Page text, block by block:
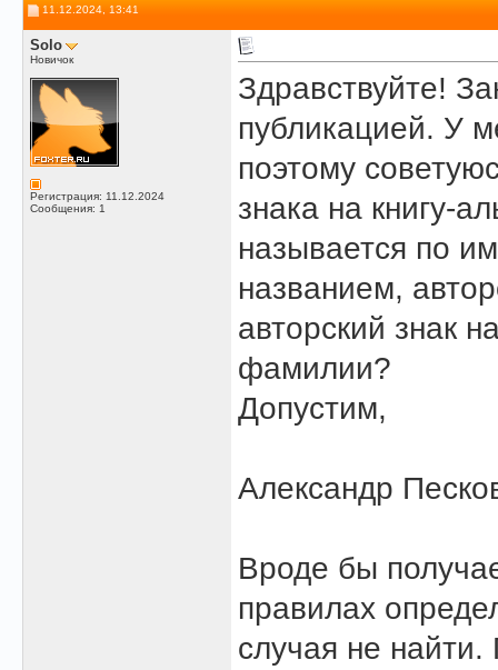
11.12.2024, 13:41
Solo
Новичок
Регистрация: 11.12.2024
Сообщения: 1
Здравствуйте!
публикацией. У
поэтому
знака на книгу-
называется по
названием,
авторский знак
фамилии?
Допустим,
Александр
Вроде бы
правилах
случая не найти.